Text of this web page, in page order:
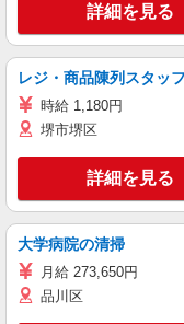
詳細を見る
レジ・商品陳列スタッフ
時給 1,180円
堺市堺区
詳細を見る
大学病院の清掃
月給 273,650円
品川区